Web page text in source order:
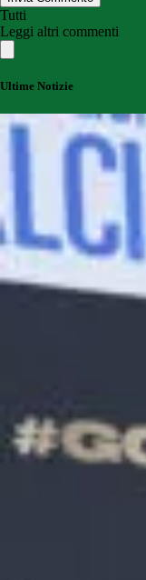
Tutti
Leggi altri commenti
Ultime Notizie